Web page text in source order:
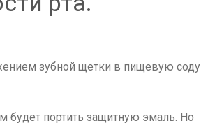
зубной щетки в пищевую соду
будет портить защитную эмаль. Но